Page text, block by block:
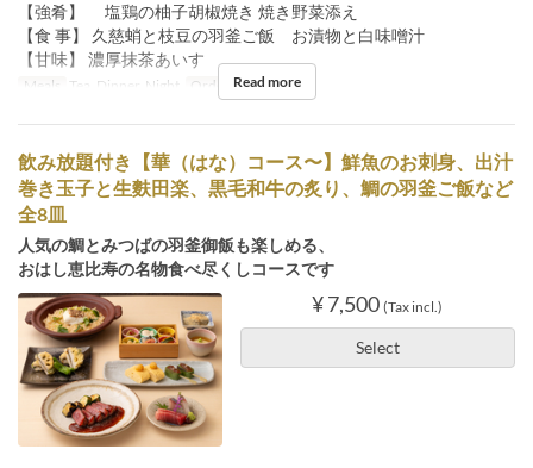
【強肴】 塩鶏の柚子胡椒焼き 焼き野菜添え
【食 事】 久慈蛸と枝豆の羽釜ご飯 お漬物と白味噌汁
【甘味】 濃厚抹茶あいす
Meals Tea, Dinner, Night Order Limit 2 ~ 8
Read more
飲み放題付き【華（はな）コース〜】鮮魚のお刺身、出汁
巻き玉子と生麩田楽、黒毛和牛の炙り、鯛の羽釜ご飯など
全8皿
人気の鯛とみつばの羽釜御飯も楽しめる、
おはし恵比寿の名物食べ尽くしコースです
¥ 7,500 (Tax incl.)
Select